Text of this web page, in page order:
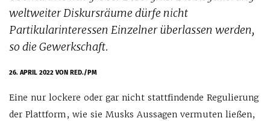
weltweiter Diskursräume dürfe nicht
Partikularinteressen Einzelner überlassen werden,
so die Gewerkschaft.
26. APRIL 2022VON RED./PM
Eine nur lockere oder gar nicht stattfindende Regulierung
der Plattform, wie sie Musks Aussagen vermuten ließen,